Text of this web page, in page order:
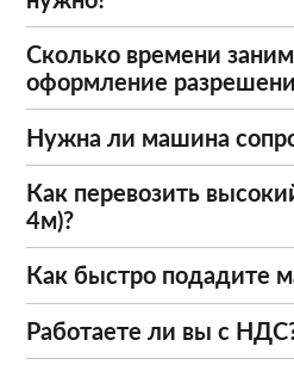
Сколько времени
оформление
Нужна ли машина
Как перевозить
4м)?
Как быстро подадите
Работаете ли вы с